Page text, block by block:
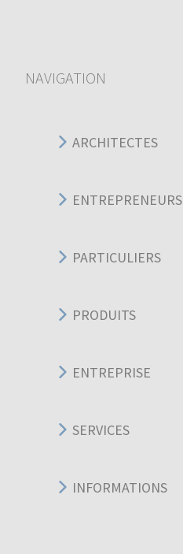
NAVIGATION
ARCHITECTES
ENTREPRENEURS
PARTICULIERS
PRODUITS
ENTREPRISE
SERVICES
INFORMATIONS